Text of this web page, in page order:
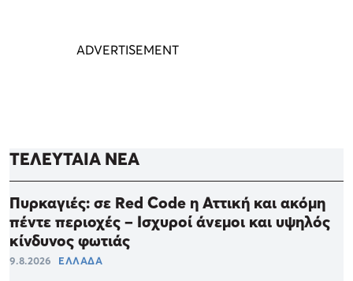
ΤΕΛΕΥΤΑΙΑ ΝΕΑ
Πυρκαγιές: σε Red Code η Αττική και ακόμη
πέντε περιοχές – Ισχυροί άνεμοι και υψηλός
κίνδυνος φωτιάς
9.8.2026 ΕΛΛΑΔΑ